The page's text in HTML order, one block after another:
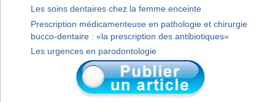
Les soins dentaires chez la femme enceinte
Prescription médicamenteuse en pathologie et chirurgie
bucco-dentaire : «la prescription des antibiotiques»
Les urgences en parodontologie